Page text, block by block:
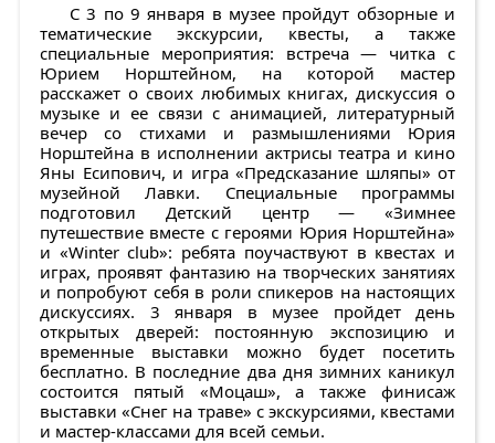
С 3 по 9 января в музее пройдут обзорные и
тематические экскурсии, квесты, а также
специальные мероприятия: встреча — читка с
Юрием Норштейном, на которой мастер
расскажет о своих любимых книгах, дискуссия о
музыке и ее связи с анимацией, литературный
вечер со стихами и размышлениями Юрия
Норштейна в исполнении актрисы театра и кино
Яны Есипович, и игра «Предсказание шляпы» от
музейной Лавки. Специальные программы
подготовил Детский центр — «Зимнее
путешествие вместе с героями Юрия Норштейна»
и «Winter club»: ребята поучаствуют в квестах и
играх, проявят фантазию на творческих занятиях
и попробуют себя в роли спикеров на настоящих
дискуссиях. 3 января в музее пройдет день
открытых дверей: постоянную экспозицию и
временные выставки можно будет посетить
бесплатно. В последние два дня зимних каникул
состоится пятый «Моцаш», а также финисаж
выставки «Снег на траве» с экскурсиями, квестами
и мастер-классами для всей семьи.